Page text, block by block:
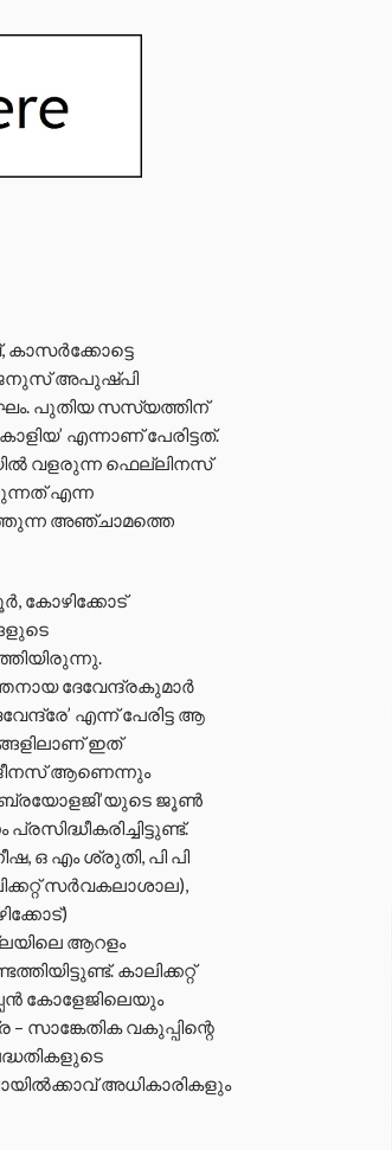
കാസർക്കോട്ടെ
ജനുസ് അപുഷ്പി
പുതിയ സസ്യത്തിന്
എന്നാണ് പേരിട്ടത്.
വളരുന്ന ഫെല്ലിനസ്
എന്ന
അഞ്ചാമത്തെ
കോഴിക്കോട്
ദേവേന്ദ്രകുമാർ
എന്ന് പേരിട്ട ആ
ഇത്
ആണെന്നും
ബ്രയോളജി’യുടെ ജൂൺ
ഒ എം ശ്രുതി, പി പി
സർവകലാശാല),
ആറളം
കാലിക്കറ്റ്
കോളേജിലെയും
– സാങ്കേതിക വകുപ്പിന്റെ
അധികാരികളും